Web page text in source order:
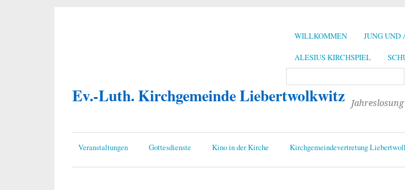
WILLKOMMEN JUNG UND
ALESIUS KIRCHSPIEL
Ev.-Luth. Kirchgemeinde Liebertwolkwitz
Veranstaltungen Gottesdienste Kino in der Kirche Kirchgemeindevertretung